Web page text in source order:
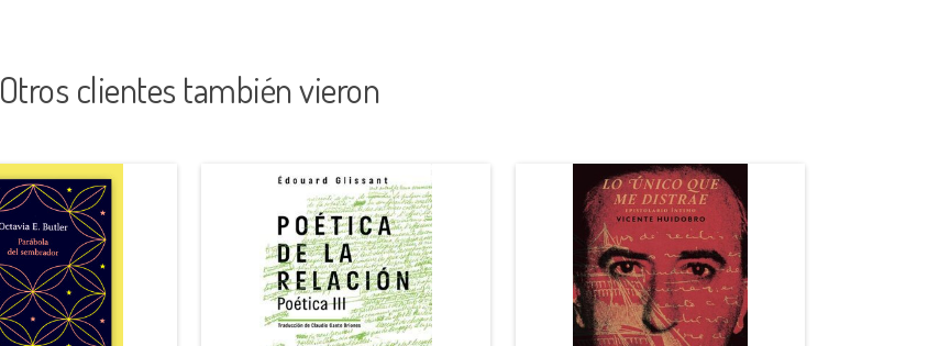
Otros clientes también vieron